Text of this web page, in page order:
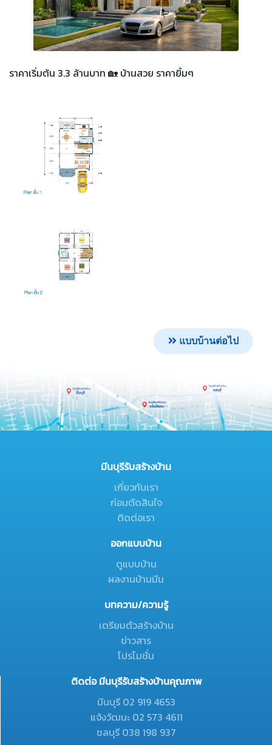
ราคาเริ่มต้น 3.3 ล้านบาท 🏡 บ้านสวย ราคายิ้มๆ
แบบบ้านต่อไป
มีนบุรีรับสร้างบ้าน
เกี่ยวกับเรา
ก่อนตัดสินใจ
ติดต่อเรา
ออกแบบบ้าน
ดูแบบบ้าน
ผลงานบ้านมีน
บทความ/ความรู้
เตรียมตัวสร้างบ้าน
ข่าวสาร
โปรโมชั่น
ติดต่อ มีนบุรีรับสร้างบ้านคุณภาพ
มีนบุรี 02 919 4653
แจ้งวัฒนะ 02 573 4611
ชลบุรี 038 198 937